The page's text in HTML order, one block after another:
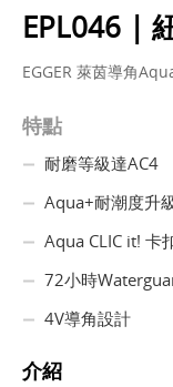
EPL046 |
EGGER 萊茵導角
特點
耐磨等級達AC4
Aqua+耐潮度升
Aqua CLIC it! 卡
72小時
4V導角設計
介紹